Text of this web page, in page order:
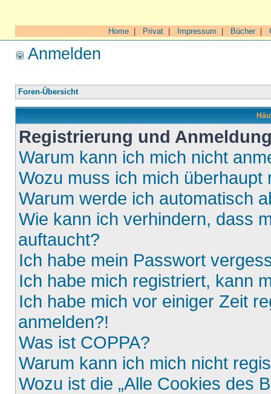
Home Privat Impressum Bücher|
Anmelden
Foren-Übersicht
Registrierung und
Warum kann ich mich nicht
Wozu muss ich mich überhaupt
Warum werde ich automatisch
Wie kann ich verhindern, dass
auftaucht?
Ich habe mein Passwort
Ich habe mich registriert, kann
Ich habe mich vor einiger Zeit
anmelden?!
Was ist COPPA?
Warum kann ich mich nicht
Wozu ist die „Alle Cookies des